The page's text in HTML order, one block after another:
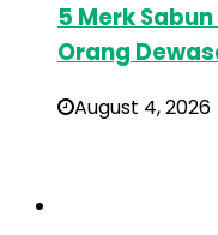
5 Merk
Orang
August 4, 2026